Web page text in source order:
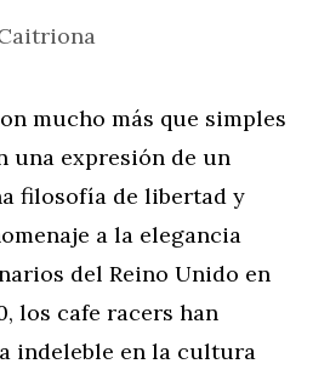
mucho más que simples
una expresión de un
filosofía de libertad y
a la elegancia
del Reino Unido en
los cafe racers han
indeleble en la cultura